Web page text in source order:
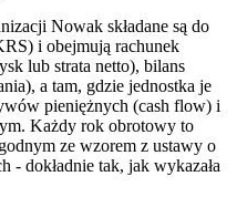
Nowak składane są do
i obejmują rachunek
lub strata netto), bilans
a tam, gdzie jednostka je
pieniężnych (cash flow) i
Każdy rok obrotowy to
ze wzorem z ustawy o
- dokładnie tak, jak wykazała